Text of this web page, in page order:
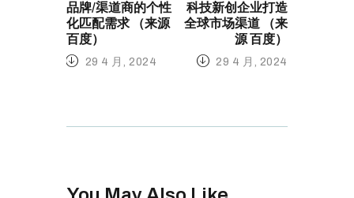
品牌/渠道商的个性
化匹配需求 （来源
百度）
29 4 月, 2024
科技新创企业打造
全球市场渠道 （来
源 百度）
29 4 月, 2024